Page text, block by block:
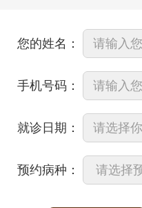
您的姓名：
手机号码：
就诊日期：
预约病种：